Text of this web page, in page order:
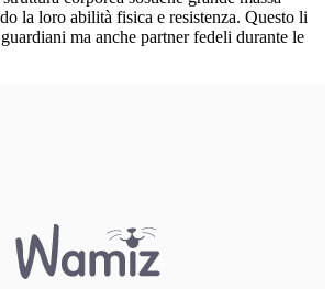
la loro abilità fisica e resistenza. Questo li
ma anche partner fedeli durante le